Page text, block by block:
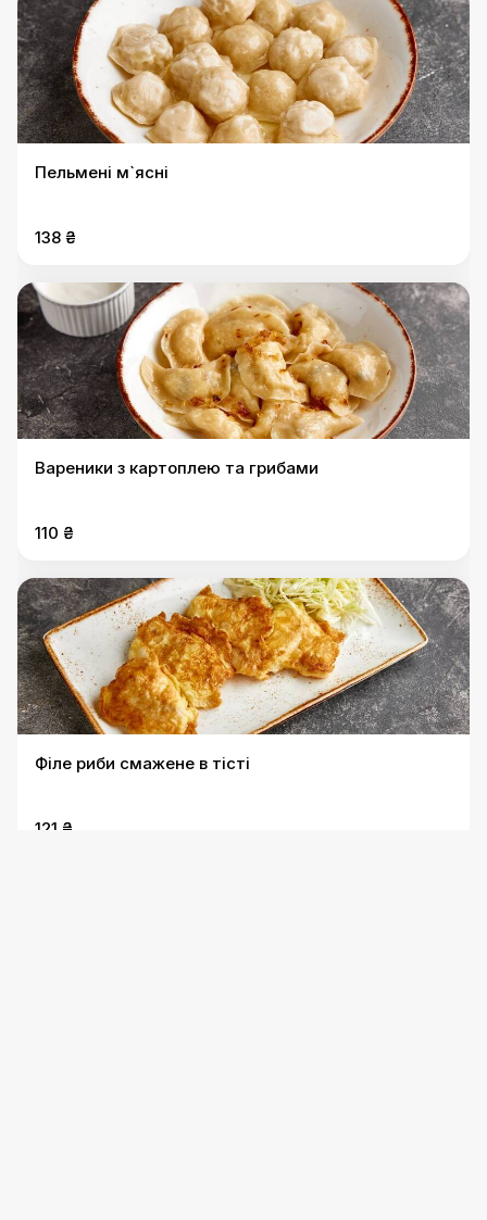
Пельмені м`ясні
138 ₴
Вареники з картоплею та грибами
110 ₴
Філе риби смажене в тісті
121 ₴